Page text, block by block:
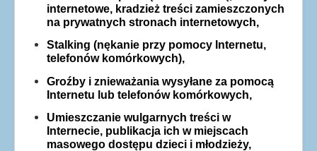
internetowe, kradzież treści zamieszczonych
na prywatnych stronach internetowych,
Stalking (nękanie przy pomocy Internetu,
telefonów komórkowych),
Groźby i znieważania wysyłane za pomocą
Internetu lub telefonów komórkowych,
Umieszczanie wulgarnych treści w
Internecie, publikacja ich w miejscach
masowego dostępu dzieci i młodzieży,